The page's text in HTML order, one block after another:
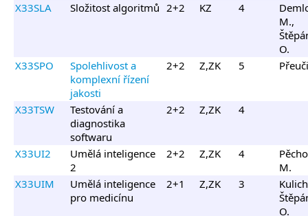
X33SLA
Složitost algoritmů 2+2 KZ 4
M.,
O.
X33SPO
Spolehlivost a
komplexní řízení
jakosti
2+2 Z,ZK 5
X33TSW
Testování a
diagnostika
softwaru
2+2 Z,ZK 4
X33UI2
Umělá inteligence
2
2+2 Z,ZK 4
M.
X33UIM
Umělá inteligence
pro medicínu
2+1 Z,ZK 3
O.